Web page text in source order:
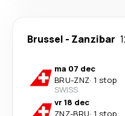
Brussel - Zanzibar
ma 07 dec
BRU-ZNZ· 1 stop
SWISS
vr 18 dec
ZNZ-BRU· 1 stop